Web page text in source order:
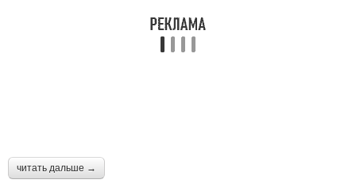
читать дальше →